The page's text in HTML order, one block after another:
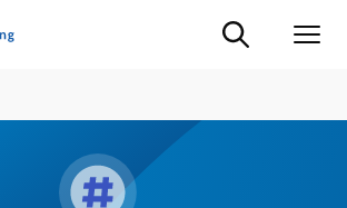
Suche ein-/